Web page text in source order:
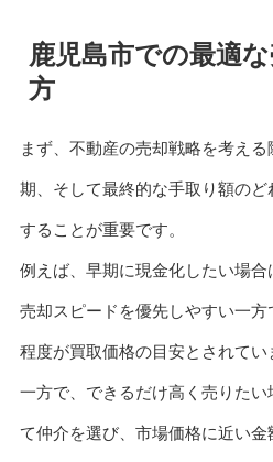
鹿児島市での最適
方
まず、不動産の売却戦略を考え
期、そして最終的な手取り額の
することが重要です。
例えば、早期に現金化したい場
売却スピードを優先しやすい一方
程度が買取価格の目安とされてい
一方で、できるだけ高く売りた
て仲介を選び、市場価格に近い